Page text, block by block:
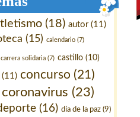
(18) autor(11)
(15) calendario (7)
carrera solidaria (7) castillo (10)
(11) concurso (21)
coronavirus (23)
(16) día de la paz (9)